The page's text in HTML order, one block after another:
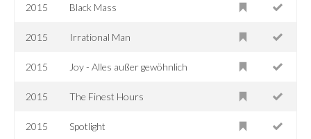
2015 Black Mass
2015 Irrational Man
2015 Joy - Alles außer gewöhnlich
2015 The Finest Hours
2015 Spotlight